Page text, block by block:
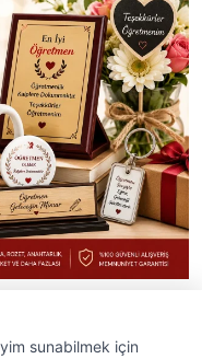
Öğretmeninize
sunabilmek için